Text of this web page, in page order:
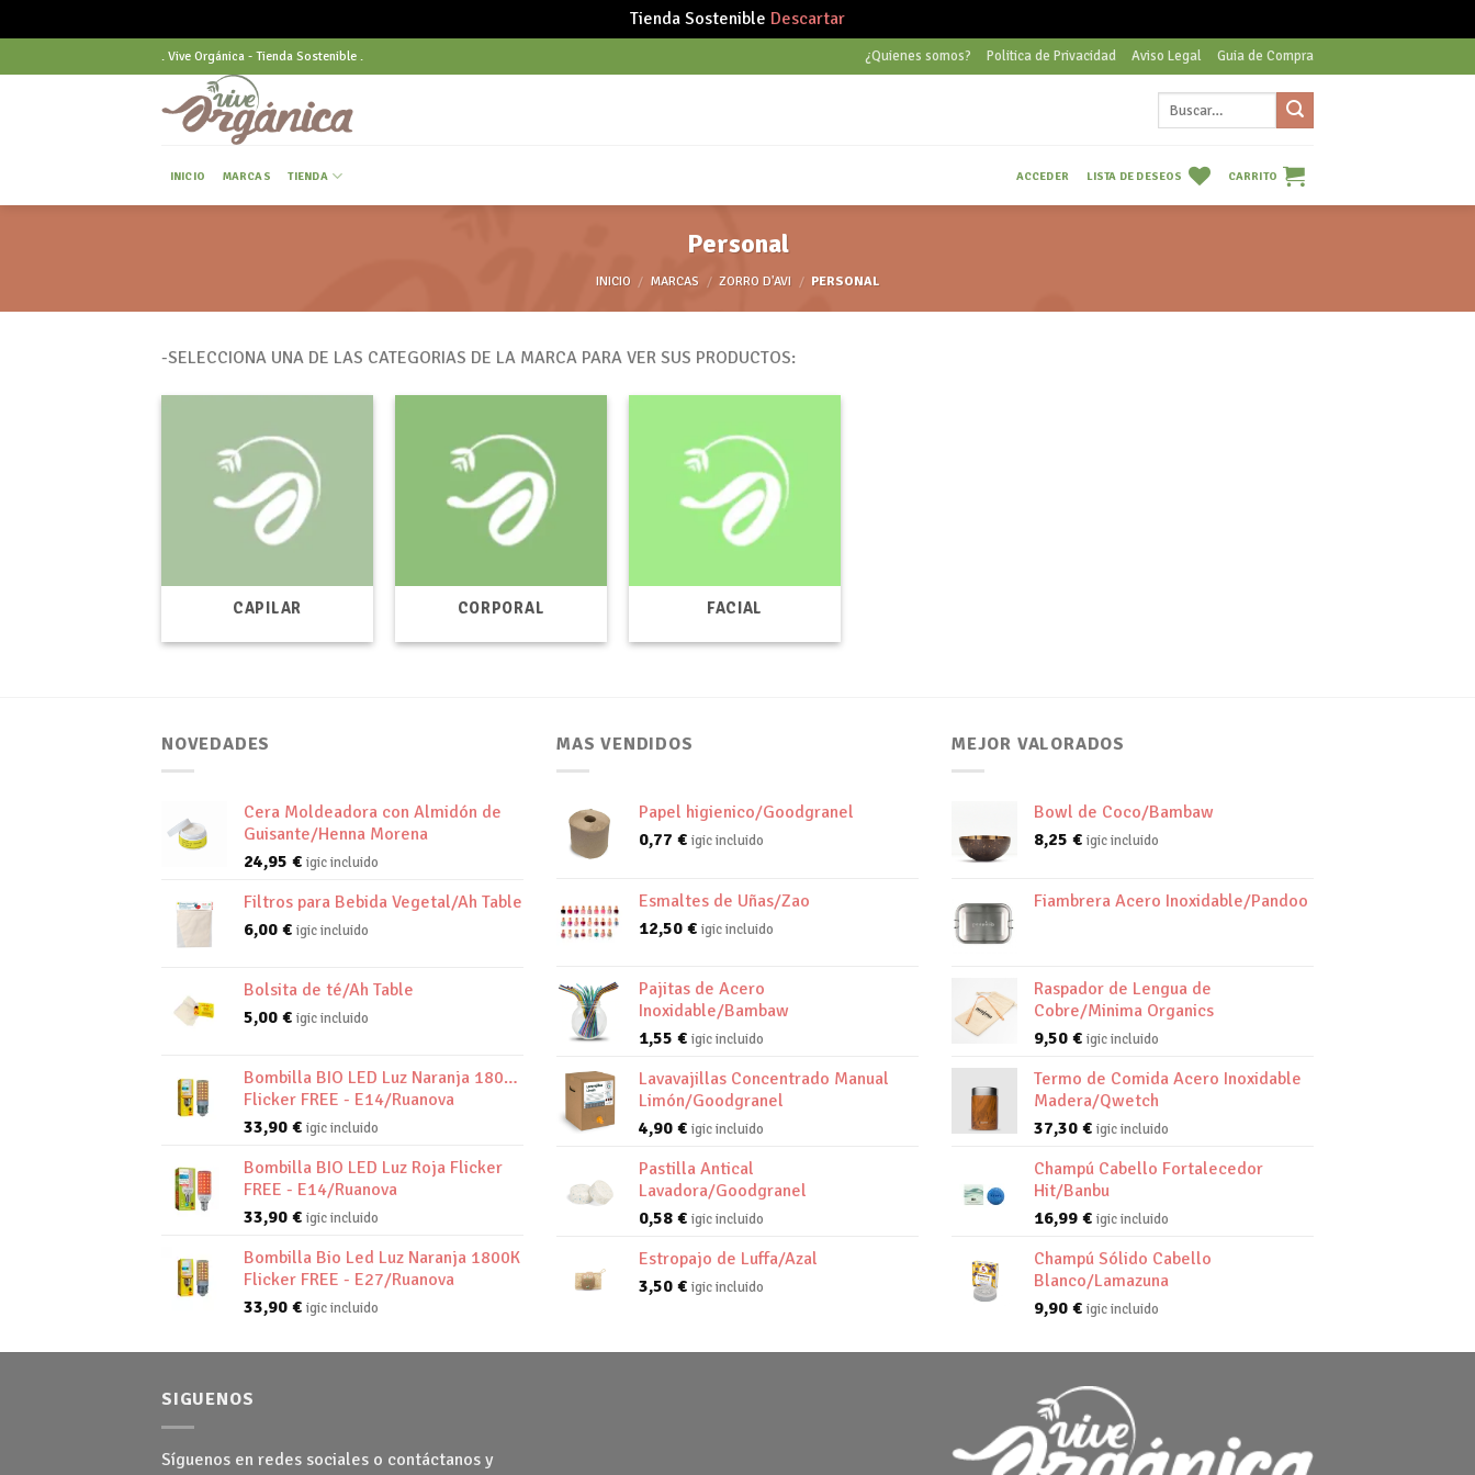
Tienda Sostenible Descartar
to
. Vive Orgánica - Tienda Sostenible . ¿Quienes somos? Politica de Privacidad Aviso Legal Guia de Compra
INICIO MARCAS TIENDA ACCEDER LISTA DE DESEOS CARRITO
Personal
INICIO / MARCAS / ZORRO D'AVI / PERSONAL
-SELECCIONA UNA DE LAS CATEGORIAS DE LA MARCA PARA VER SUS PRODUCTOS:
CAPILAR CORPORAL FACIAL
NOVEDADES
Cera Moldeadora con Almidón de
Guisante/Henna Morena
24,95 € igic incluido
Filtros para Bebida Vegetal/Ah Table
6,00 € igic incluido
Bolsita de té/Ah Table
5,00 € igic incluido
Bombilla BIO LED Luz Naranja 1800K
Flicker FREE - E14/Ruanova
33,90 € igic incluido
Bombilla BIO LED Luz Roja Flicker
FREE - E14/Ruanova
33,90 € igic incluido
Bombilla Bio Led Luz Naranja 1800K
Flicker FREE - E27/Ruanova
33,90 € igic incluido
MAS VENDIDOS
Papel higienico/Goodgranel
0,77 € igic incluido
Esmaltes de Uñas/Zao
12,50 € igic incluido
Pajitas de Acero
Inoxidable/Bambaw
1,55 € igic incluido
Lavavajillas Concentrado Manual
Limón/Goodgranel
4,90 € igic incluido
Pastilla Antical
Lavadora/Goodgranel
0,58 € igic incluido
Estropajo de Luffa/Azal
3,50 € igic incluido
MEJOR VALORADOS
Bowl de Coco/Bambaw
8,25 € igic incluido
Fiambrera Acero Inoxidable/Pandoo
Raspador de Lengua de
Cobre/Minima Organics
9,50 € igic incluido
Termo de Comida Acero Inoxidable
Madera/Qwetch
37,30 € igic incluido
Champú Cabello Fortalecedor
Hit/Banbu
16,99 € igic incluido
Champú Sólido Cabello
Blanco/Lamazuna
9,90 € igic incluido
SIGUENOS
Síguenos en redes sociales o contáctanos y